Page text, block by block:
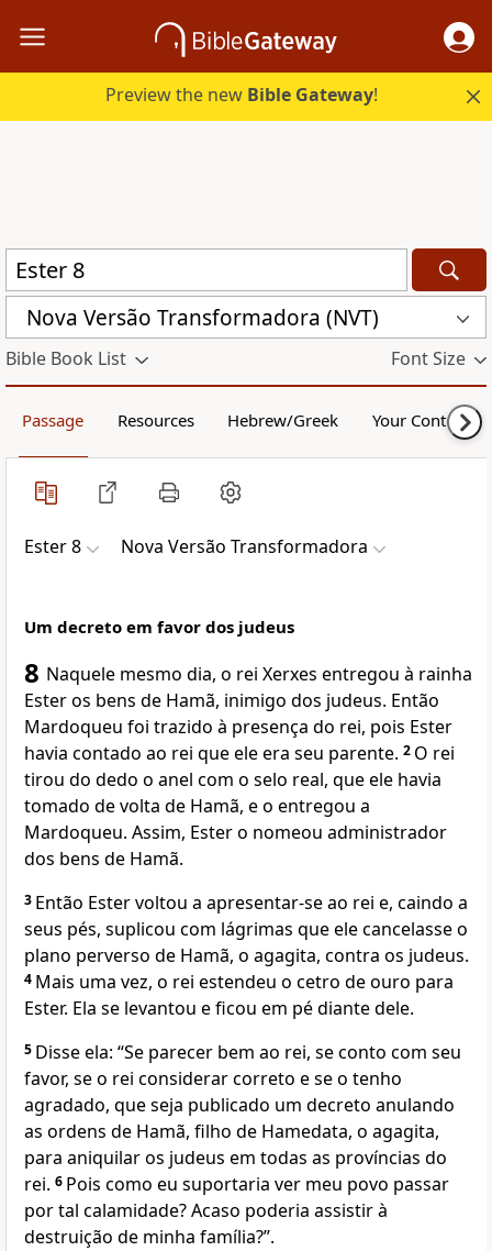
Preview the new Bible Gateway!
Nova Versão Transformadora (NVT)
Bible Book List Font Size
Passage Resources Hebrew/Greek Your Content
Ester 8 Nova Versão Transformadora
Um decreto em favor dos judeus
8 Naquele mesmo dia, o rei Xerxes entregou à rainha
Ester os bens de Hamã, inimigo dos judeus. Então
Mardoqueu foi trazido à presença do rei, pois Ester
havia contado ao rei que ele era seu parente. 2 O rei
tirou do dedo o anel com o selo real, que ele havia
tomado de volta de Hamã, e o entregou a
Mardoqueu. Assim, Ester o nomeou administrador
dos bens de Hamã.
3 Então Ester voltou a apresentar-se ao rei e, caindo a
seus pés, suplicou com lágrimas que ele cancelasse o
plano perverso de Hamã, o agagita, contra os judeus.
4 Mais uma vez, o rei estendeu o cetro de ouro para
Ester. Ela se levantou e ficou em pé diante dele.
5 Disse ela: “Se parecer bem ao rei, se conto com seu
favor, se o rei considerar correto e se o tenho
agradado, que seja publicado um decreto anulando
as ordens de Hamã, filho de Hamedata, o agagita,
para aniquilar os judeus em todas as províncias do
rei. 6 Pois como eu suportaria ver meu povo passar
por tal calamidade? Acaso poderia assistir à
destruição de minha família?”.